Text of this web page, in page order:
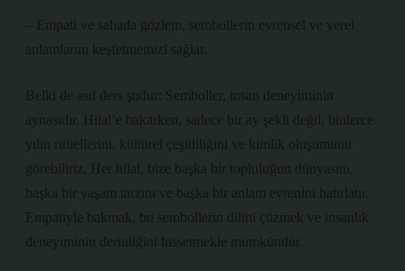
– Empati ve sahada gözlem, sembollerin evrensel ve yerel
anlamlarını keşfetmemizi sağlar.
Belki de asıl ders şudur: Semboller, insan deneyiminin
aynasıdır. Hilal’e bakarken, sadece bir ay şekli değil, binlerce
yılın ritüellerini, kültürel çeşitliliğini ve kimlik oluşumunu
görebiliriz. Her hilal, bize başka bir topluluğun dünyasını,
başka bir yaşam tarzını ve başka bir anlam evrenini hatırlatır.
Empatiyle bakmak, bu sembollerin dilini çözmek ve insanlık
deneyiminin derinliğini hissetmekle mümkündür.